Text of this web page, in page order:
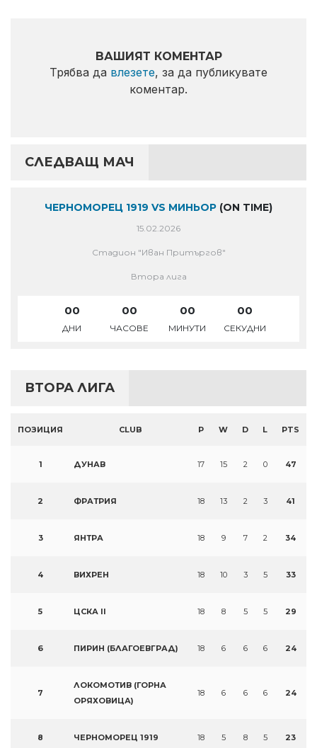
ВАШИЯТ КОМЕНТАР
Трябва да влезете, за да публикувате
коментар.
СЛЕДВАЩ МАЧ
ЧЕРНОМОРЕЦ 1919 VS МИНЬОР (ON TIME)
15.02.2026
Стадион "Иван Притъргов"
Втора лига
00
ДНИ
00
ЧАСОВЕ
00
МИНУТИ
00
СЕКУДНИ
ВТОРА ЛИГА
ПОЗИЦИЯ CLUB P W D L PTS
1 ДУНАВ 17 15 2 0 47
2 ФРАТРИЯ 18 13 2 3 41
3 ЯНТРА 18 9 7 2 34
4 ВИХРЕН 18 10 3 5 33
5 ЦСКА II 18 8 5 5 29
6 ПИРИН (БЛАГОЕВГРАД) 18 6 6 6 24
7
ЛОКОМОТИВ (ГОРНА
ОРЯХОВИЦА)
18 6 6 6 24
8 ЧЕРНОМОРЕЦ 1919 18 5 8 5 23